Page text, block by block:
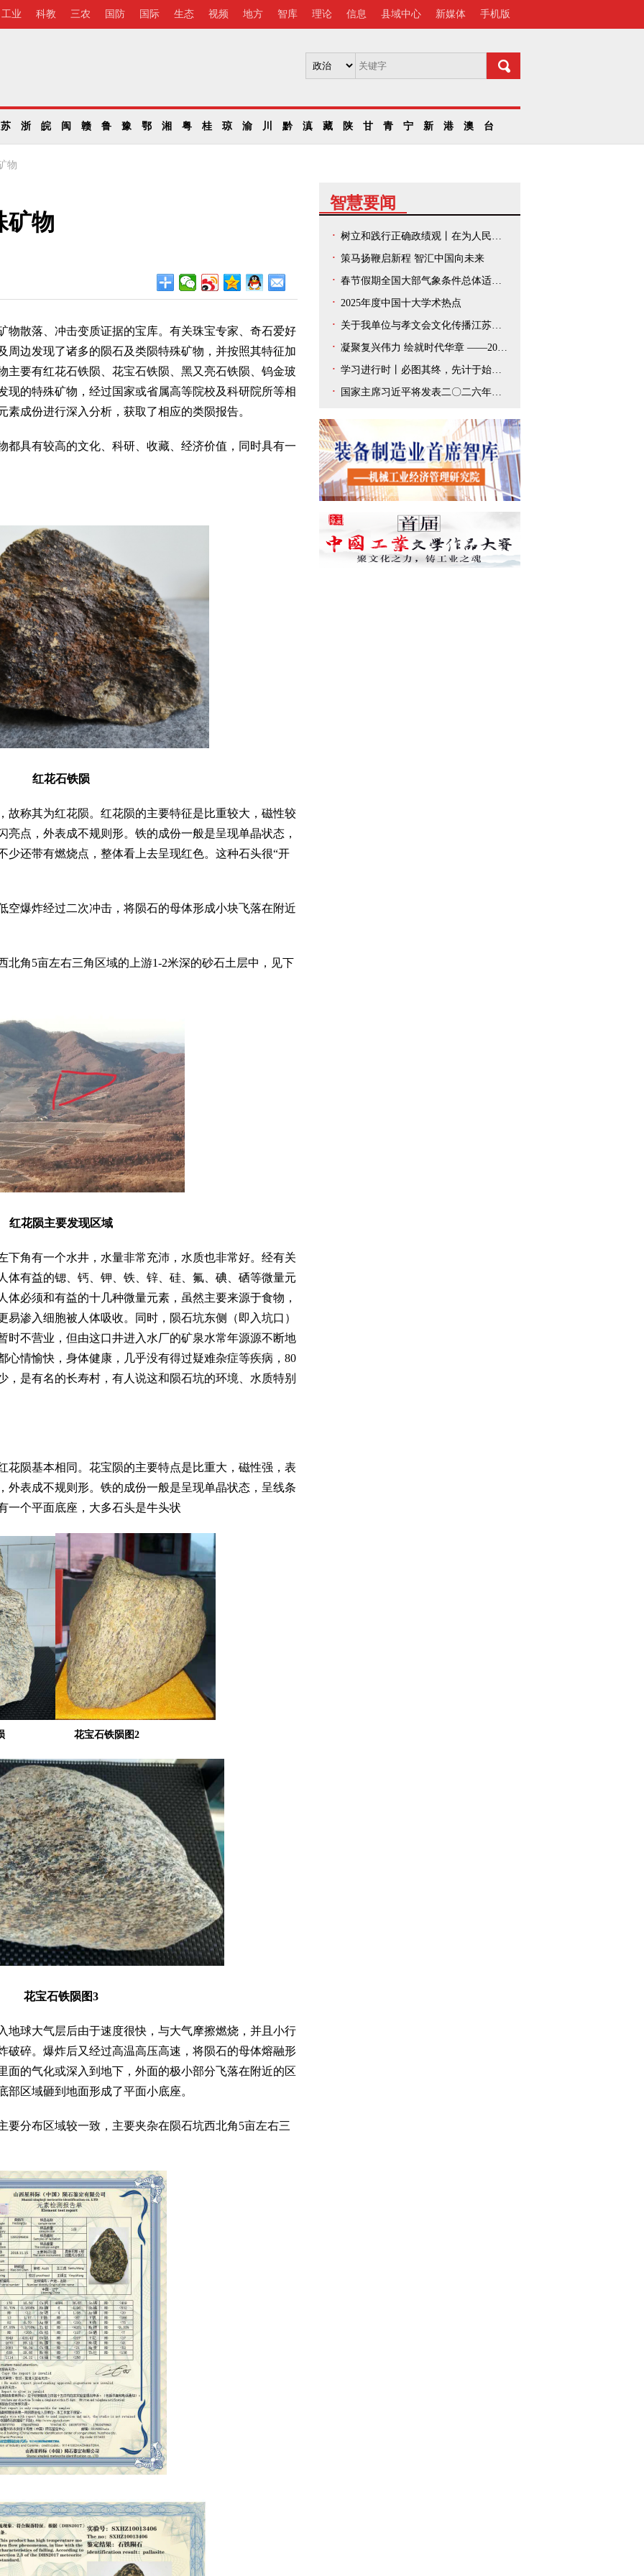
工业 科教 三农 国防 国际 生态 视频 地方 智库 理论 信息 县域中心 新媒体 手机版
苏 浙 皖 闽 赣 鲁 豫 鄂 湘 粤 桂 琼 渝 川 黔 滇 藏 陕 甘 青 宁 新 港 澳 台
物
矿物
落、冲击变质证据的宝库。有关珠宝专家、奇石爱好
周边发现了诸多的陨石及类陨特殊矿物，并按照其特征加
主要有红花石铁陨、花宝石铁陨、黑又亮石铁陨、钨金玻
现的特殊矿物，经过国家或省属高等院校及科研院所等相
成份进行深入分析，获取了相应的类陨报告。
有较高的文化、科研、收藏、经济价值，同时具有一
红花石铁陨
其为红花陨。红花陨的主要特征是比重较大，磁性较
点，外表成不规则形。铁的成份一般是呈现单晶状态，
少还带有燃烧点，整体看上去呈现红色。这种石头很“开
炸经过二次冲击，将陨石的母体形成小块飞落在附近
5亩左右三角区域的上游1-2米深的砂石土层中，见下
红花陨主要发现区域
有一个水井，水量非常充沛，水质也非常好。经有关
体有益的锶、钙、钾、铁、锌、硅、氟、碘、硒等微量元
必须和有益的十几种微量元素，虽然主要来源于食物，
渗入细胞被人体吸收。同时，陨石坑东侧（即入坑口）
时不营业，但由这口井进入水厂的矿泉水常年源源不断地
心情愉快，身体健康，几乎没有得过疑难杂症等疾病，80
，是有名的长寿村，有人说这和陨石坑的环境、水质特别
基本相同。花宝陨的主要特点是比重大，磁性强，表
外表成不规则形。铁的成份一般是呈现单晶状态，呈线条
一个平面底座，大多石头是牛头状
铁陨 花宝石铁陨图2
花宝石铁陨图3
大气层后由于速度很快，与大气摩擦燃烧，并且小行
破碎。爆炸后又经过高温高压高速，将陨石的母体熔融形
面的气化或深入到地下，外面的极小部分飞落在附近的区
区域砸到地面形成了平面小底座。
布区域较一致，主要夹杂在陨石坑西北角5亩左右三
智慧要闻
树立和践行正确政绩观丨在为人民出政绩、以实干出政绩上走在前、作示范——中央和国家机关、人民团体扎实开展树立和践行正确政绩观学习教育
策马扬鞭启新程 智汇中国向未来
春节假期全国大部气象条件总体适宜出游
2025年度中国十大学术热点
关于我单位与孝文会文化传播江苏有限公司解除合作协议的声明
凝聚复兴伟力 绘就时代华章 ——2025年宣传思想文化事业开创新局面
学习进行时丨必图其终，先计于始——总书记新年贺词给我们以深刻启迪
国家主席习近平将发表二〇二六年新年贺词